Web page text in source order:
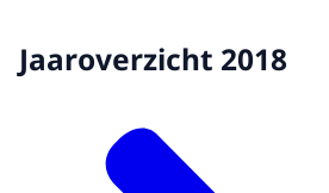
Jaaroverzicht 2018